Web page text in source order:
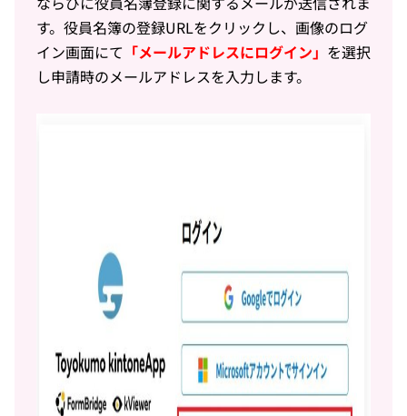
す。役員名簿の登録URLをクリックし、画像のログ
イン画面にて 「メールアドレスにログイン」 を選択
し申請時のメールアドレスを入力します。